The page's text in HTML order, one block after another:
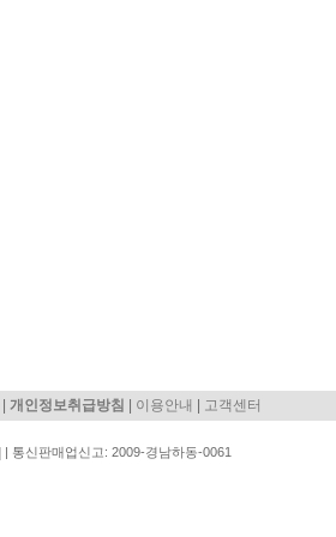
| 개인정보취급방침 | 이용안내 | 고객센터
| 통신판매업신고: 2009-경남하동-0061